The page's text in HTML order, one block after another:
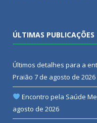
ÚLTIMAS PUBLICAÇÕES
Últimos detalhes para a
Praião 7 de agosto de 2026
Encontro pela Saúde
agosto de 2026